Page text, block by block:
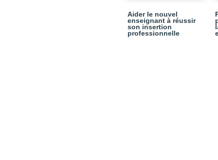
Aider le nouvel
enseignant à réussir
son insertion
professionnelle